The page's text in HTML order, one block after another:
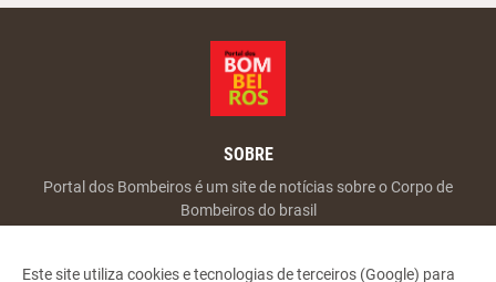
SOBRE
Portal dos Bombeiros é um site de notícias sobre o Corpo de
Bombeiros do brasil
Este site utiliza cookies e tecnologias de terceiros (Google) para